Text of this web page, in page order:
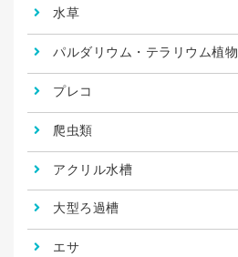
水草
パルダリウム・テラリウム植物
プレコ
爬虫類
アクリル水槽
大型ろ過槽
エサ